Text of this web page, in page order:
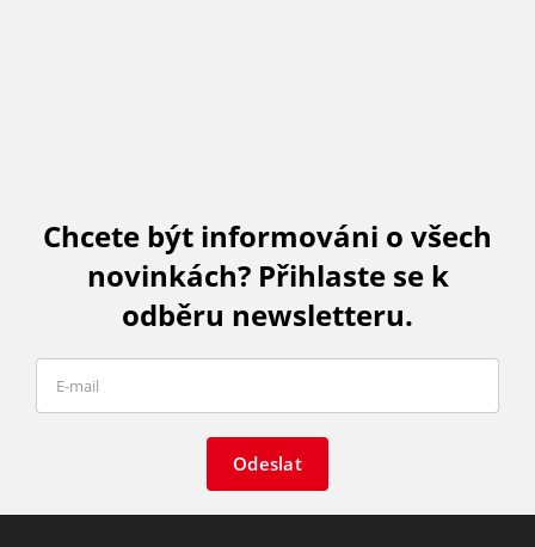
Chcete být informováni o všech
novinkách? Přihlaste se k
odběru newsletteru.
Odeslat